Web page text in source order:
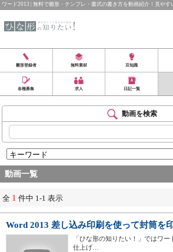
ワード2013 | 無料で雛形・テンプレ・書式の書き方を動画紹介！見やす
雛形登録者 無料素材 豆知識
各種募集 求人 日記一覧
動画を検索
動画一覧
全 1 件中 1-1 表示
Word 2013 差し込み印刷を使って封筒を
「ひな形の知りたい！」ではワ
仕上げ…